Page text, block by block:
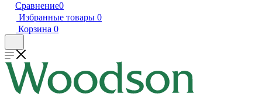
Сравнение0
Избранные товары 0
Корзина 0